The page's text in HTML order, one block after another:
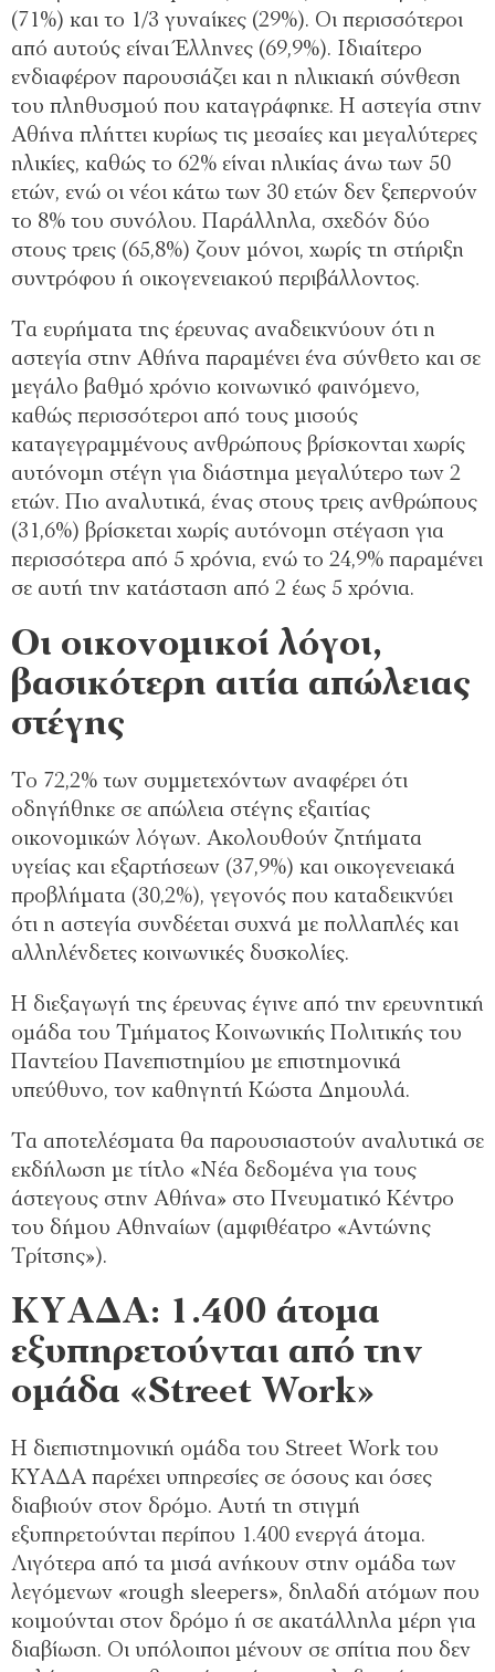
(71%) και το 1/3 γυναίκες (29%). Οι περισσότεροι
από αυτούς είναι Έλληνες (69,9%). Ιδιαίτερο
ενδιαφέρον παρουσιάζει και η ηλικιακή σύνθεση
του πληθυσμού που καταγράφηκε. Η αστεγία στην
Αθήνα πλήττει κυρίως τις μεσαίες και μεγαλύτερες
ηλικίες, καθώς το 62% είναι ηλικίας άνω των 50
ετών, ενώ οι νέοι κάτω των 30 ετών δεν ξεπερνούν
το 8% του συνόλου. Παράλληλα, σχεδόν δύο
στους τρεις (65,8%) ζουν μόνοι, χωρίς τη στήριξη
συντρόφου ή οικογενειακού περιβάλλοντος.
Τα ευρήματα της έρευνας αναδεικνύουν ότι η
αστεγία στην Αθήνα παραμένει ένα σύνθετο και σε
μεγάλο βαθμό χρόνιο κοινωνικό φαινόμενο,
καθώς περισσότεροι από τους μισούς
καταγεγραμμένους ανθρώπους βρίσκονται χωρίς
αυτόνομη στέγη για διάστημα μεγαλύτερο των 2
ετών. Πιο αναλυτικά, ένας στους τρεις ανθρώπους
(31,6%) βρίσκεται χωρίς αυτόνομη στέγαση για
περισσότερα από 5 χρόνια, ενώ το 24,9% παραμένει
σε αυτή την κατάσταση από 2 έως 5 χρόνια.
Οι οικονομικοί λόγοι,
βασικότερη αιτία απώλειας
στέγης
Το 72,2% των συμμετεχόντων αναφέρει ότι
οδηγήθηκε σε απώλεια στέγης εξαιτίας
οικονομικών λόγων. Ακολουθούν ζητήματα
υγείας και εξαρτήσεων (37,9%) και οικογενειακά
προβλήματα (30,2%), γεγονός που καταδεικνύει
ότι η αστεγία συνδέεται συχνά με πολλαπλές και
αλληλένδετες κοινωνικές δυσκολίες.
Η διεξαγωγή της έρευνας έγινε από την ερευνητική
ομάδα του Τμήματος Κοινωνικής Πολιτικής του
Παντείου Πανεπιστημίου με επιστημονικά
υπεύθυνο, τον καθηγητή Κώστα Δημουλά.
Τα αποτελέσματα θα παρουσιαστούν αναλυτικά σε
εκδήλωση με τίτλο «Νέα δεδομένα για τους
άστεγους στην Αθήνα» στο Πνευματικό Κέντρο
του δήμου Αθηναίων (αμφιθέατρο «Αντώνης
Τρίτσης»).
ΚΥΑΔΑ: 1.400 άτομα
εξυπηρετούνται από την
ομάδα «Street Work»
Η διεπιστημονική ομάδα του Street Work του
ΚΥΑΔΑ παρέχει υπηρεσίες σε όσους και όσες
διαβιούν στον δρόμο. Αυτή τη στιγμή
εξυπηρετούνται περίπου 1.400 ενεργά άτομα.
Λιγότερα από τα μισά ανήκουν στην ομάδα των
λεγόμενων «rough sleepers», δηλαδή ατόμων που
κοιμούνται στον δρόμο ή σε ακατάλληλα μέρη για
διαβίωση. Οι υπόλοιποι μένουν σε σπίτια που δεν